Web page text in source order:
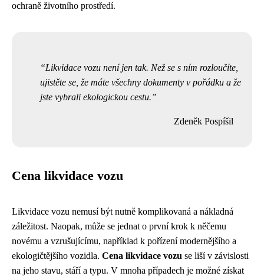
ochraně životního prostředí.
Likvidace vozu není jen tak. Než se s ním rozloučíte,
ujistěte se, že máte všechny dokumenty v pořádku a že
jste vybrali ekologickou cestu.
Zdeněk Pospíšil
Cena likvidace vozu
Likvidace vozu nemusí být nutně komplikovaná a nákladná
záležitost. Naopak, může se jednat o první krok k něčemu
novému a vzrušujícímu, například k pořízení modernějšího a
ekologičtějšího vozidla. Cena likvidace vozu se liší v závislosti
na jeho stavu, stáří a typu. V mnoha případech je možné získat